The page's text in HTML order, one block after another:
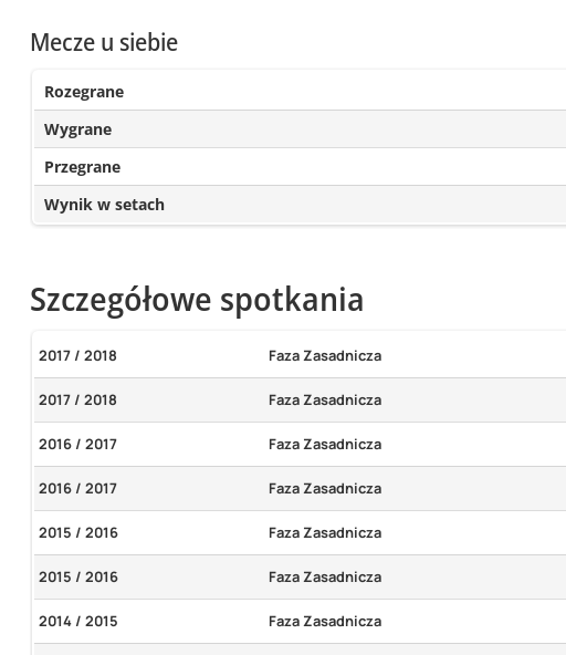
Mecze u siebie
Rozegrane
Wygrane
Przegrane
Wynik w setach
Szczegółowe spotkania
2017 / 2018 Faza Zasadnicza
2017 / 2018 Faza Zasadnicza
2016 / 2017 Faza Zasadnicza
2016 / 2017 Faza Zasadnicza
2015 / 2016 Faza Zasadnicza
2015 / 2016 Faza Zasadnicza
2014 / 2015 Faza Zasadnicza